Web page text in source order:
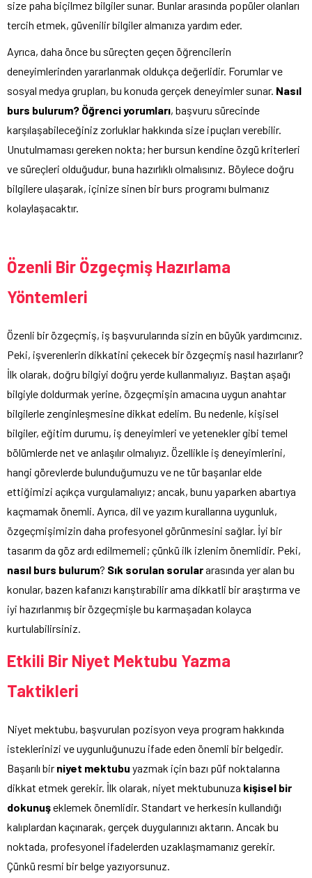
size paha biçilmez bilgiler sunar. Bunlar arasında popüler olanları
tercih etmek, güvenilir bilgiler almanıza yardım eder.
Ayrıca, daha önce bu süreçten geçen öğrencilerin
deneyimlerinden yararlanmak oldukça değerlidir. Forumlar ve
sosyal medya grupları, bu konuda gerçek deneyimler sunar. Nasıl
burs bulurum? Öğrenci yorumları, başvuru sürecinde
karşılaşabileceğiniz zorluklar hakkında size ipuçları verebilir.
Unutulmaması gereken nokta; her bursun kendine özgü kriterleri
ve süreçleri olduğudur, buna hazırlıklı olmalısınız. Böylece doğru
bilgilere ulaşarak, içinize sinen bir burs programı bulmanız
kolaylaşacaktır.
Özenli Bir Özgeçmiş Hazırlama
Yöntemleri
Özenli bir özgeçmiş, iş başvurularında sizin en büyük yardımcınız.
Peki, işverenlerin dikkatini çekecek bir özgeçmiş nasıl hazırlanır?
İlk olarak, doğru bilgiyi doğru yerde kullanmalıyız. Baştan aşağı
bilgiyle doldurmak yerine, özgeçmişin amacına uygun anahtar
bilgilerle zenginleşmesine dikkat edelim. Bu nedenle, kişisel
bilgiler, eğitim durumu, iş deneyimleri ve yetenekler gibi temel
bölümlerde net ve anlaşılır olmalıyız. Özellikle iş deneyimlerini,
hangi görevlerde bulunduğumuzu ve ne tür başarılar elde
ettiğimizi açıkça vurgulamalıyız; ancak, bunu yaparken abartıya
kaçmamak önemli. Ayrıca, dil ve yazım kurallarına uygunluk,
özgeçmişimizin daha profesyonel görünmesini sağlar. İyi bir
tasarım da göz ardı edilmemeli; çünkü ilk izlenim önemlidir. Peki,
nasıl burs bulurum? Sık sorulan sorulararasında yer alan bu
konular, bazen kafanızı karıştırabilir ama dikkatli bir araştırma ve
iyi hazırlanmış bir özgeçmişle bu karmaşadan kolayca
kurtulabilirsiniz.
Etkili Bir Niyet Mektubu Yazma
Taktikleri
Niyet mektubu, başvurulan pozisyon veya program hakkında
isteklerinizi ve uygunluğunuzu ifade eden önemli bir belgedir.
Başarılı bir niyet mektubu yazmak için bazı püf noktalarına
dikkat etmek gerekir. İlk olarak, niyet mektubunuza kişisel bir
dokunuşeklemek önemlidir. Standart ve herkesin kullandığı
kalıplardan kaçınarak, gerçek duygularınızı aktarın. Ancak bu
noktada, profesyonel ifadelerden uzaklaşmamanız gerekir.
Çünkü resmi bir belge yazıyorsunuz.